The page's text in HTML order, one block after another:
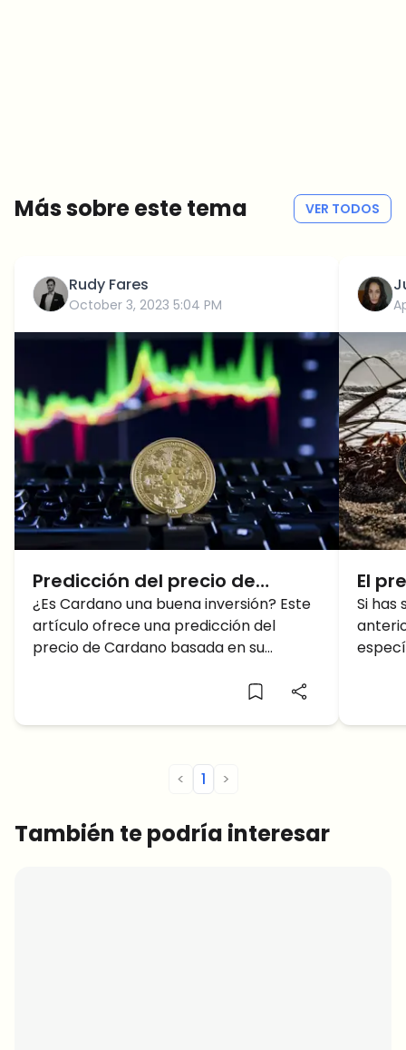
Más sobre este tema VER TODOS
Rudy Fares
October 3, 2023 5:04 PM
Predicción del precio de
Cardano: ¿Hasta dónde
llegará el Cardano Precio?
¿Es Cardano una buena inversión? Este
artículo ofrece una predicción del
precio de Cardano basada en su
El
30%
Si has
< 1 >
También te podría interesar